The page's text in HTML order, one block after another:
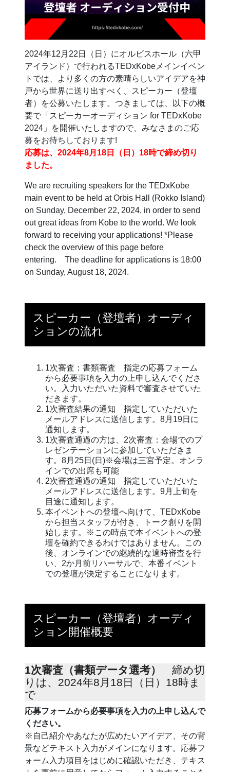
2024年12月22日（日）にオルビスホール（六甲
アイランド）で行われるTEDxKobeメインイベン
トでは、より多くの方の素晴らしいアイデアを神
戸から世界に送り出すべく、スピーカー（登壇
者）を公募いたします。つきましては、以下の概
要で「スピーカーオーディション for TEDxKobe
2024」を開催いたしますので、みなさまのご応
募をお待ちしております!
応募は、2024年8月18日（日）18時で締め切り
ました。
We are recruiting speakers for the TEDxKobe
main event to be held at Orbis Hall (Rokko Island)
on Sunday, December 22, 2024, in order to send
out great ideas from Kobe to the world. We look
forward to receiving your applications! *Please
check the overview of this page before
entering. The deadline for applications is 18:00
on Sunday, August 18, 2024.
スピーカー（登壇者）オーディ
ションの流れ
1次審査：書類審査 指定の応募フォーム
から必要事項を入力の上申し込んでくださ
い。入力いただいた資料で審査させていた
だきます。
1次審査結果の通知 指定していただいた
メールアドレスに送信します。8月19日に
通知します。
1次審査通過の方は、2次審査：会場でのプ
レゼンテーションに参加していただきま
す。8月25日(日)※会場は三宮予定。オンラ
インでの出席も可能
2次審査通過の通知 指定していただいた
メールアドレスに送信します。9月上旬を
目途に通知します。
本イベントへの登壇へ向けて、TEDxKobe
から担当スタッフが付き、トーク創りを開
始します。※この時点で本イベントへの登
壇を確約できるわけではありません。この
後、オンラインでの継続的な適時審査を行
い、2か月前リハーサルで、本番イベント
での登壇が決定することになります。
スピーカー（登壇者）オーディ
ション開催概要
1次審査（書類データ選考）
締め切
りは、2024年8月18日（日）18時ま
で
応募フォームから必要事項を入力の上申し込んで
ください。
※自己紹介やあなたが広めたいアイデア、その背
景などテキスト入力がメインになります。応募フ
ォーム入力項目をはじめに確認いただき、テキス